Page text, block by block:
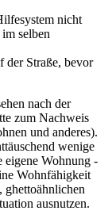
nicht
selben
der Straße, bevor
nach der
zum Nachweis
und anderes).
wenige
eigene Wohnung -
Wohnfähigkeit
ghettoähnlichen
ausnutzen.